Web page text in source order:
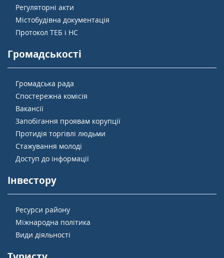
Регуляторні акти
Містобудівна документація
Протокол ТЕБ і НС
Громадськості
Громадська рада
Спостережна комісія
Вакансії
Запобігання проявам корупції
Протидія торгівлі людьми
Стажування молоді
Доступ до інформації
Інвестору
Ресурси району
Міжнародна політика
Види діяльності